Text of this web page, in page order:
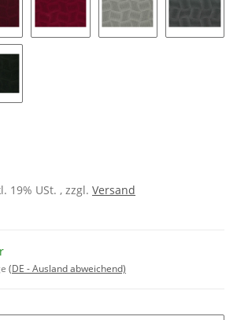
19% USt. , zzgl. Versand
(DE - Ausland abweichend)